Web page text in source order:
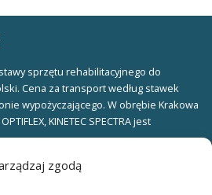
zgodą
sprzętu rehabilitacyjnego do
Cena za transport według stawek
wypożyczającego. W obrębie Krakowa
KINETEC SPECTRA jest